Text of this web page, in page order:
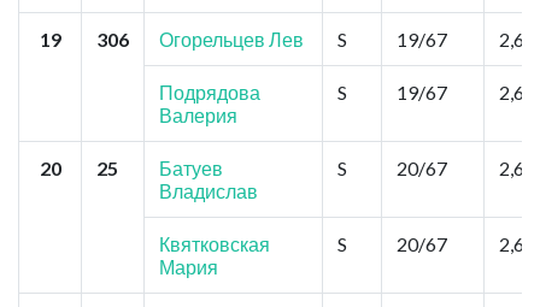
19 306 Огорельцев Лев S 19/67 2,6
Подрядова
Валерия
S 19/67 2,6
20 25
Батуев
Владислав
S 20/67 2,6
Квятковская
Мария
S 20/67 2,6